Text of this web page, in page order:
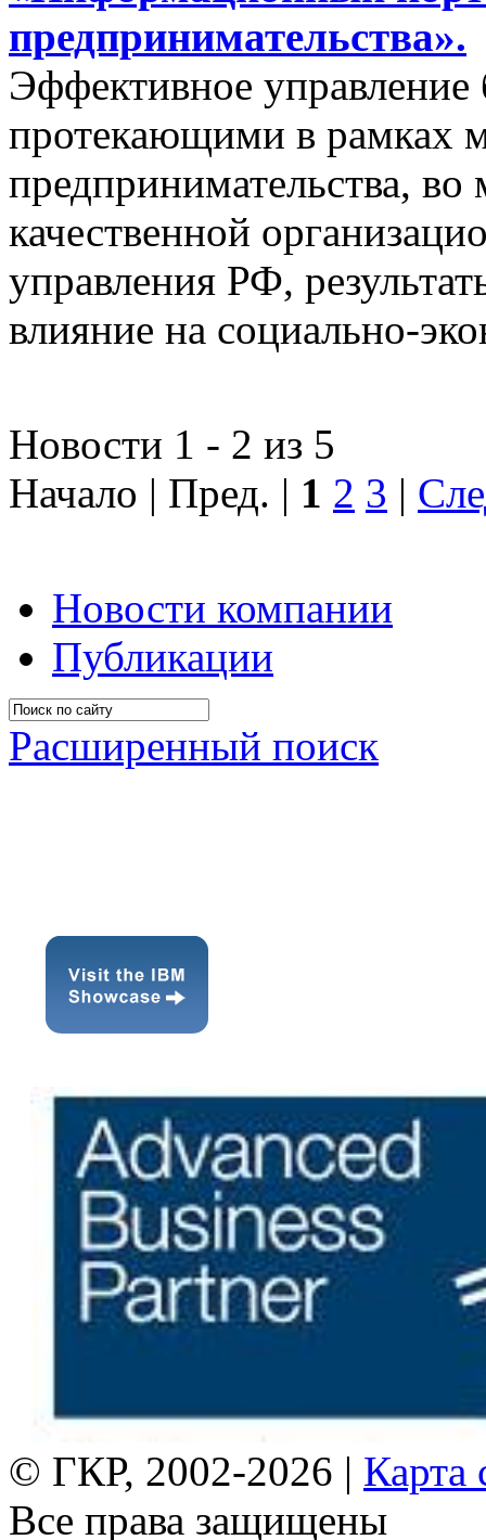
предпринимательства».
Эффективное управление
протекающими в рамках
предпринимательства,
качественной
управления РФ,
влияние на социально-
Новости 1 - 2 из 5
Начало | Пред. | 1 2 3 |
Новости компании
Публикации
Расширенный поиск
© ГКР, 2002-2026 | Карта
Все права защищены